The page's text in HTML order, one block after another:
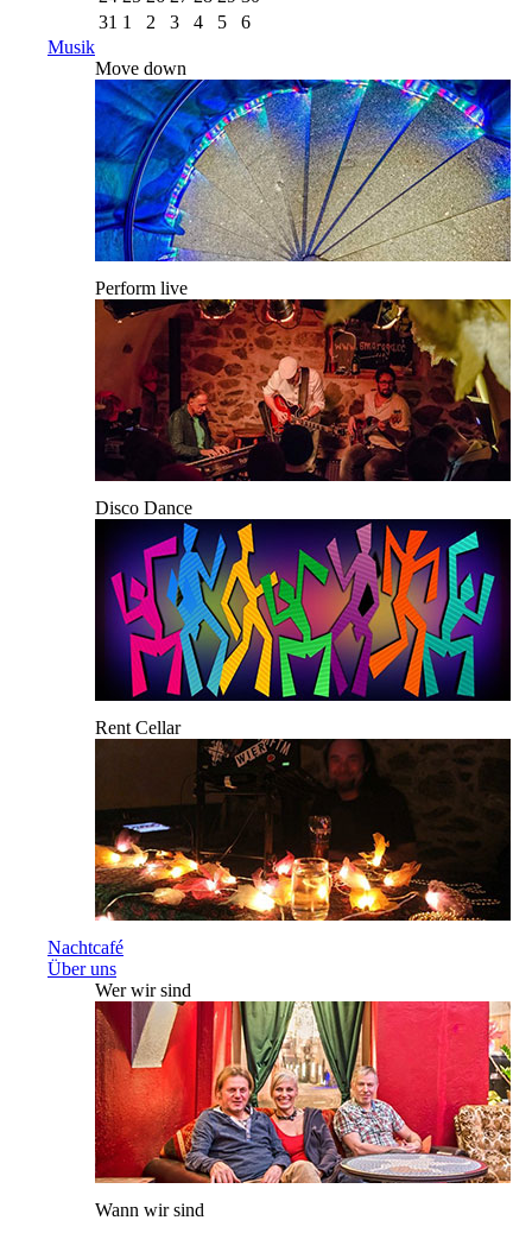
31 1 2 3 4 5
6
Musik
Move down
Perform live
Disco Dance
Rent Cellar
Nachtcafé
Über uns
Wer wir sind
Wann wir sind